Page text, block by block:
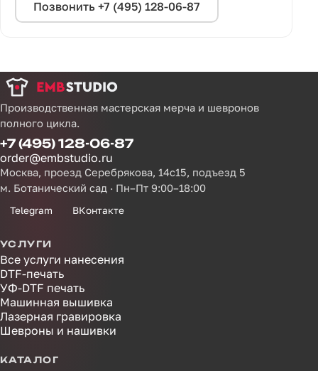
Позвонить +7 (495) 128-06-87
Производственная мастерская мерча и шевронов
полного цикла.
+7 (495) 128-06-87
order@embstudio.ru
Москва, проезд Серебрякова, 14с15, подъезд 5
м. Ботанический сад · Пн–Пт 9:00–18:00
Telegram ВКонтакте
УСЛУГИ
Все услуги нанесения
DTF-печать
УФ-DTF печать
Машинная вышивка
Лазерная гравировка
Шевроны и нашивки
КАТАЛОГ